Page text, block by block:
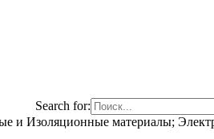
Search for:
и Изоляционные материалы;